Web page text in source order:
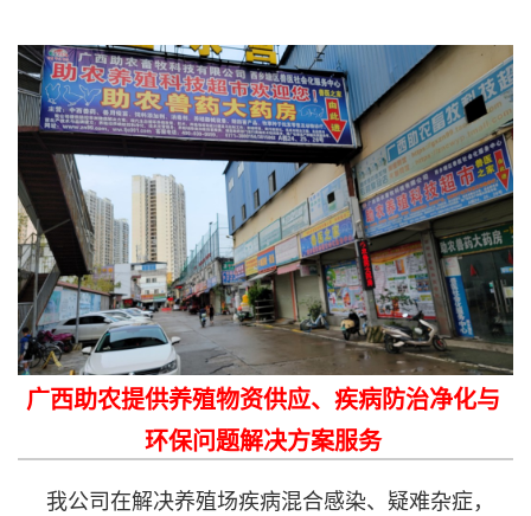
广西助农提供养殖物资供应、疾病防治净化与
环保问题解决方案服务
我公司在解决养殖场疾病混合感染、疑难杂症，